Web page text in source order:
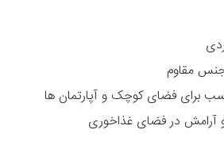
مقاوم
برای فضای کوچک و آپارتمان ها
در فضای غذاخوری